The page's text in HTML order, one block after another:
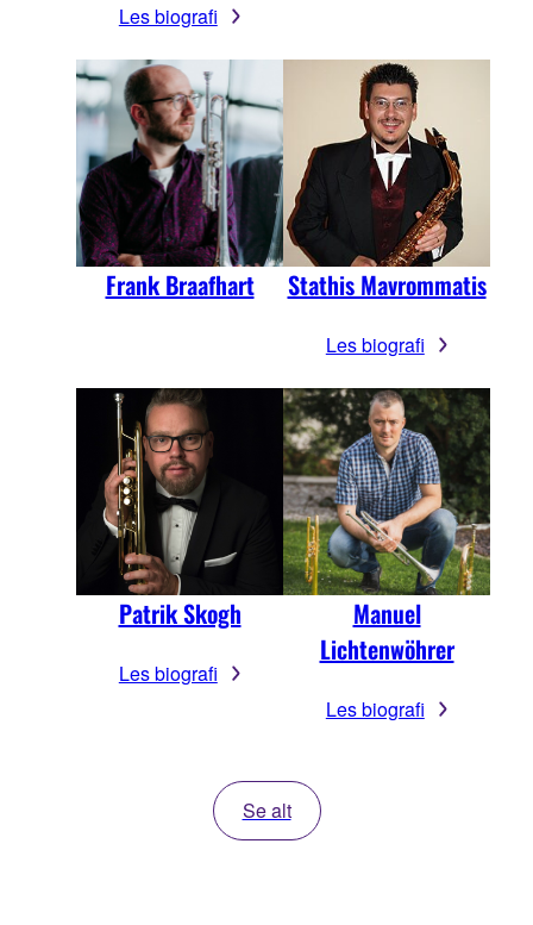
Les biografi
Frank Braafhart Stathis Mavrommatis
Les biografi
Patrik Skogh
Les biografi
Manuel
Lichtenwöhrer
Les biografi
Se alt